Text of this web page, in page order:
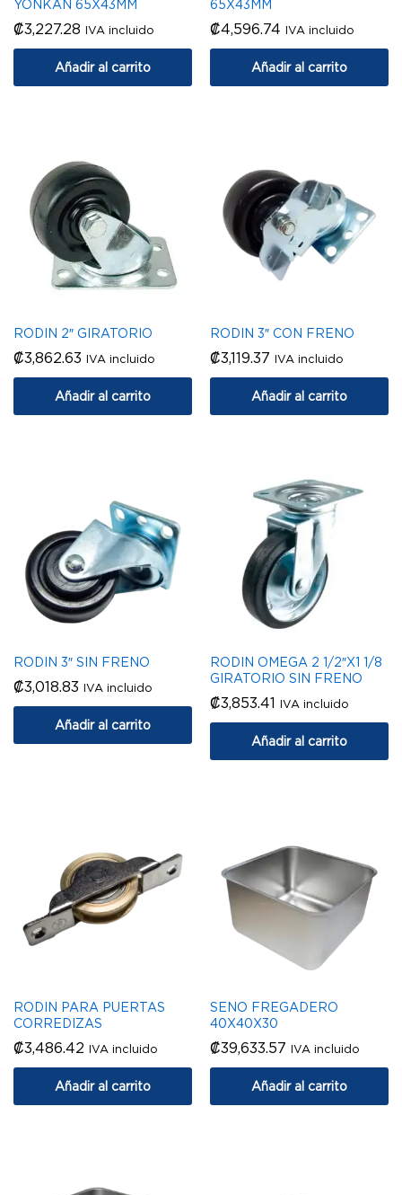
YONKAN 65X43MM
₡3,227.28 IVA incluido
Añadir al carrito
65X43MM
₡4,596.74 IVA incluido
Añadir al carrito
RODIN 2″ GIRATORIO
₡3,862.63 IVA incluido
Añadir al carrito
RODIN 3″ CON FRENO
₡3,119.37 IVA incluido
Añadir al carrito
RODIN 3″ SIN FRENO
₡3,018.83 IVA incluido
Añadir al carrito
RODIN OMEGA 2 1/2″X1 1/8
GIRATORIO SIN FRENO
₡3,853.41 IVA incluido
Añadir al carrito
RODIN PARA PUERTAS
CORREDIZAS
₡3,486.42 IVA incluido
Añadir al carrito
SENO FREGADERO
40X40X30
₡39,633.57 IVA incluido
Añadir al carrito